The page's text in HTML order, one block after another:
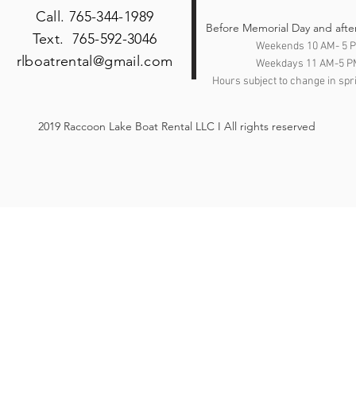
Before Memorial Day and
Weekends 10 AM- 5
Weekdays 11 AM-5
Hours subject to change in
Call. 765-344-1989
Text. 765-592-3046
rlboatrental@gmail.com
2019 Raccoon Lake Boat Rental LLC I All rights reserved